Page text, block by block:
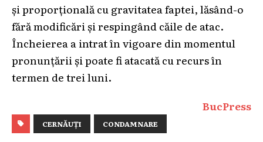
și proporțională cu gravitatea faptei, lăsând-o
fără modificări și respingând căile de atac.
Încheierea a intrat în vigoare din momentul
pronunțării și poate fi atacată cu recurs în
termen de trei luni.
BucPress
CERNĂUȚI CONDAMNARE